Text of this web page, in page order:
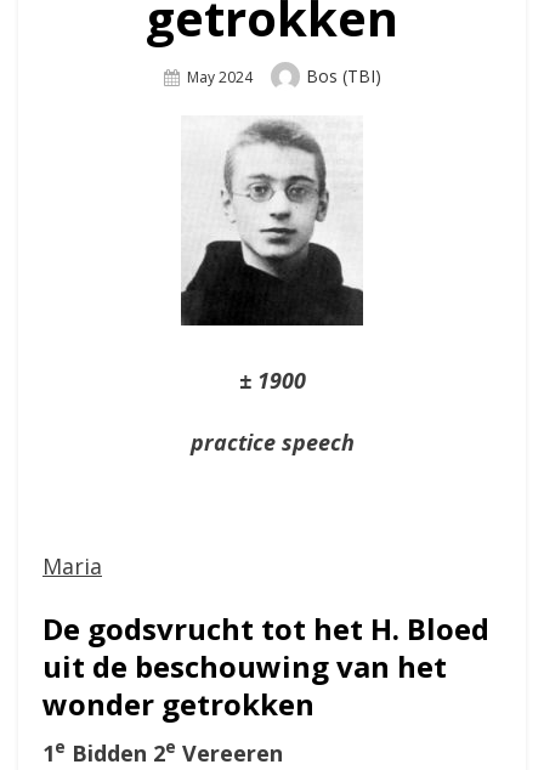
getrokken
Posted
May 2024 Author
Bos (TBI)
± 1900
practice speech
Maria
De godsvrucht tot het H. Bloed
uit de beschouwing van het
wonder getrokken
1e Bidden 2e Vereeren